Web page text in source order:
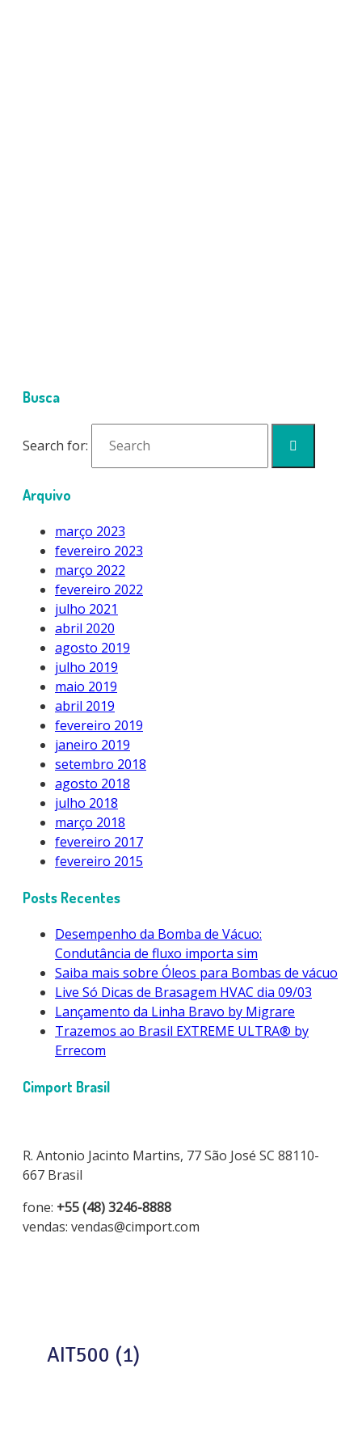
Busca
Search for:
Arquivo
março 2023
fevereiro 2023
março 2022
fevereiro 2022
julho 2021
abril 2020
agosto 2019
julho 2019
maio 2019
abril 2019
fevereiro 2019
janeiro 2019
setembro 2018
agosto 2018
julho 2018
março 2018
fevereiro 2017
fevereiro 2015
Posts Recentes
Desempenho da Bomba de Vácuo:
Condutância de fluxo importa sim
Saiba mais sobre Óleos para Bombas de vácuo
Live Só Dicas de Brasagem HVAC dia 09/03
Lançamento da Linha Bravo by Migrare
Trazemos ao Brasil EXTREME ULTRA® by
Errecom
Cimport Brasil
R. Antonio Jacinto Martins, 77 São José SC 88110-
667 Brasil
fone: +55 (48) 3246-8888
vendas: vendas@cimport.com
AIT500 (1)